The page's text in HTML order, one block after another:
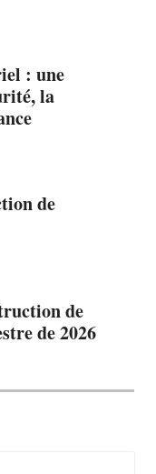
: une
la
de
de
de 2026